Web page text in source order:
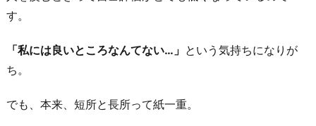
す。
「私には良いところなんてない…」 という気持ちになりが
ち。
でも、本来、短所と長所って紙一重。